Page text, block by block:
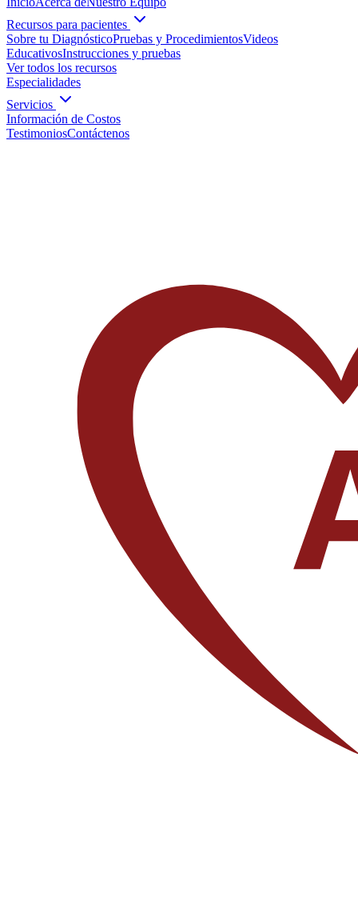
Recursos para pacientes
Sobre tu DiagnósticoPruebas y ProcedimientosVideos
EducativosInstrucciones y pruebas
Ver todos los recursos
Especialidades
Servicios
Información de Costos
TestimoniosContáctenos